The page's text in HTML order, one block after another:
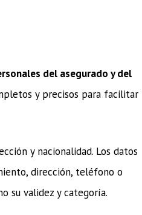
del asegurado y del
y precisos para facilitar
y nacionalidad. Los datos
dirección, teléfono o
su validez y categoría.